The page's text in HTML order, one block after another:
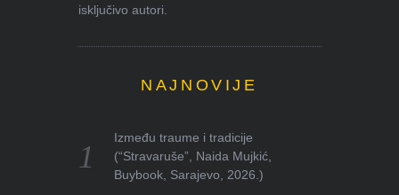
isključivo autori.
NAJNOVIJE
Između traume i tradicije
(“Stravaruše”, Naida Mujkić,
Buybook, Sarajevo, 2026.)